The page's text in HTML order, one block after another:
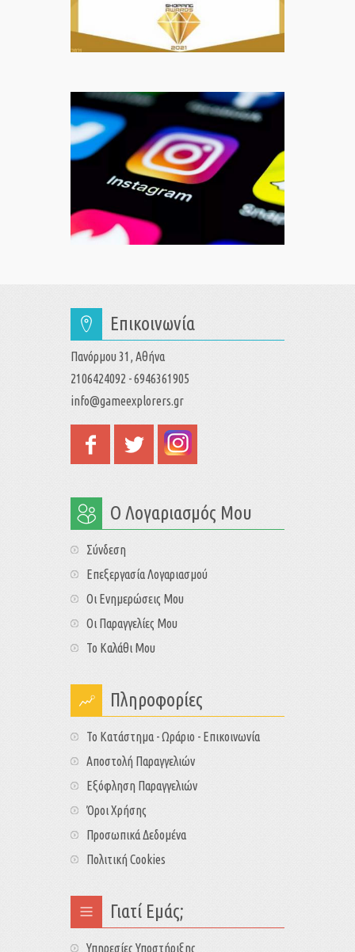
Επικοινωνία
Πανόρμου 31, Αθήνα
2106424092 - 6946361905
info@gameexplorers.gr
Ο Λογαριασμός Μου
Σύνδεση
Επεξεργασία Λογαριασμού
Οι Ενημερώσεις Μου
Οι Παραγγελίες Μου
Το Καλάθι Μου
Πληροφορίες
Το Κατάστημα - Ωράριο - Επικοινωνία
Αποστολή Παραγγελιών
Εξόφληση Παραγγελιών
Όροι Χρήσης
Προσωπικά Δεδομένα
Πολιτική Cookies
Γιατί Εμάς;
Υπηρεσίες Υποστήριξης